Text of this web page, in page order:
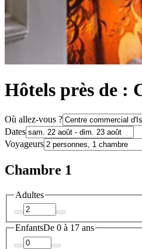
Hôtels près de :
Où allez-vous ?
Dates
Voyageurs
Chambre 1
Adultes
EnfantsDe 0 à 17 ans